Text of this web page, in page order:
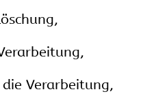
Verarbeitung,